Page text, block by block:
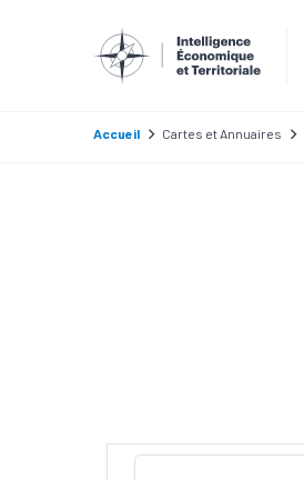
Accueil Cartes et Annuaires